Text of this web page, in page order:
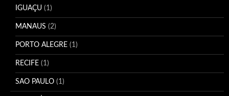
IGUAÇU (1)
MANAUS (2)
PORTO ALEGRE (1)
RECIFE (1)
SAO PAULO (1)